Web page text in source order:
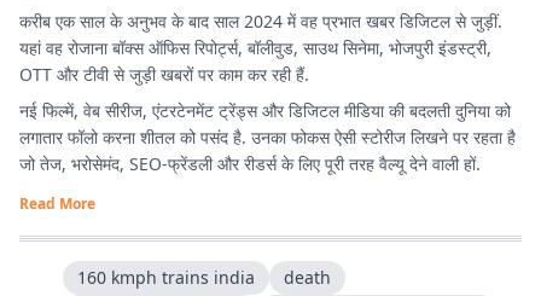
करीब एक साल के अनुभव के बाद साल 2024 में वह प्रभात खबर डिजिटल से जुड़ीं.
यहां वह रोजाना बॉक्स ऑफिस रिपोर्ट्स, बॉलीवुड, साउथ सिनेमा, भोजपुरी इंडस्ट्री,
OTT और टीवी से जुड़ी खबरों पर काम कर रही हैं.
नई फिल्में, वेब सीरीज, एंटरटेनमेंट ट्रेंड्स और डिजिटल मीडिया की बदलती दुनिया को
लगातार फॉलो करना शीतल को पसंद है. उनका फोकस ऐसी स्टोरीज लिखने पर रहता है
जो तेज, भरोसेमंद, SEO-फ्रेंडली और रीडर्स के लिए पूरी तरह वैल्यू देने वाली हों.
Read More
160 kmph trains india death